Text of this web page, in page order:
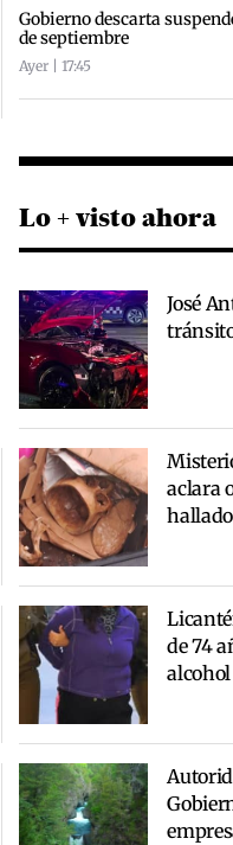
Gobierno descarta
de septiembre
Ayer | 17:45
Lo + visto ahora
José
aclara
de 74